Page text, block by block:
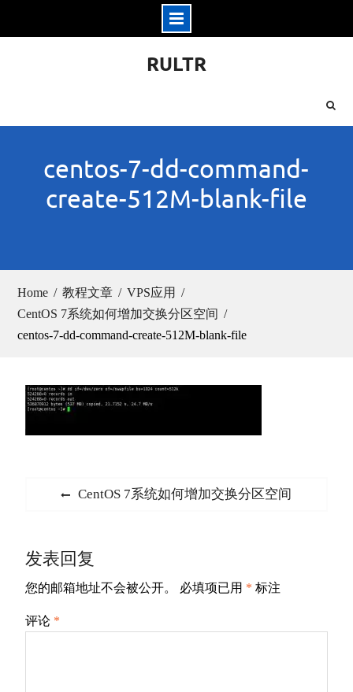
RULTR
centos-7-dd-command-
create-512M-blank-file
Home 教程文章
VPS应用
CentOS 7系统如何增加交换分区空间
centos-7-dd-command-create-512M-blank-file
航
Previous
CentOS 7系统如何增加交换分区空间
发表回复
您的邮箱地址不会被公开。 必填项已用 * 标注
评论 *